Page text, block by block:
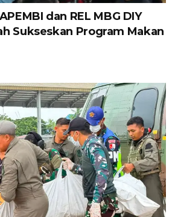
dan REL MBG DIY
Sukseskan Program Makan